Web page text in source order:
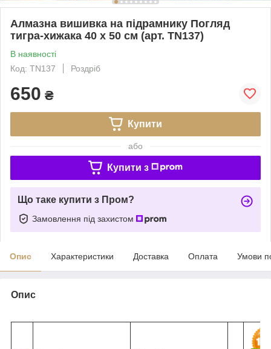
Алмазна вишивка на підрамнику Погляд
тигра-хижака 40 х 50 см (арт. TN137)
В наявності
Код: TN137
Роздріб
650 ₴
Купити
або
Купити з
Що таке купити з Пром?
Замовлення під захистом
Опис Характеристики Доставка Оплата Умови
Опис